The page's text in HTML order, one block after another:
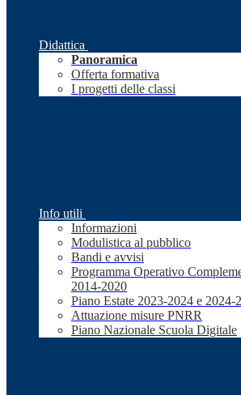
Didattica
Panoramica
Offerta formativa
I progetti delle classi
Info utili
Informazioni
Modulistica al pubblico
Bandi e avvisi
Programma Operativo
2014-2020
Piano Estate 2023-2024 e 2024-
Attuazione misure PNRR
Piano Nazionale Scuola Digitale